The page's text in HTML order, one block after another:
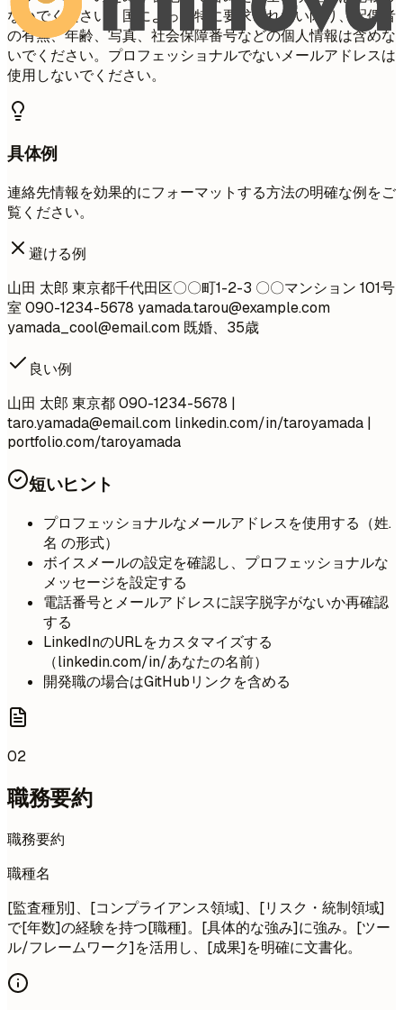
ないでください。国によって特に要求されない限り、配偶者
の有無、年齢、写真、社会保障番号などの個人情報は含めな
いでください。プロフェッショナルでないメールアドレスは
使用しないでください。
具体例
連絡先情報を効果的にフォーマットする方法の明確な例をご
覧ください。
避ける例
山田 太郎 東京都千代田区〇〇町1-2-3 〇〇マンション 101号
室 090-1234-5678 yamada.tarou@example.com
yamada_cool@email.com 既婚、35歳
良い例
山田 太郎 東京都 090-1234-5678 |
taro.yamada@email.com linkedin.com/in/taroyamada |
portfolio.com/taroyamada
短いヒント
プロフェッショナルなメールアドレスを使用する（姓.
名 の形式）
ボイスメールの設定を確認し、プロフェッショナルな
メッセージを設定する
電話番号とメールアドレスに誤字脱字がないか再確認
する
LinkedInのURLをカスタマイズする
（linkedin.com/in/あなたの名前）
開発職の場合はGitHubリンクを含める
02
職務要約
職務要約
職種名
[監査種別]、[コンプライアンス領域]、[リスク・統制領域]
で[年数]の経験を持つ[職種]。[具体的な強み]に強み。[ツー
ル/フレームワーク]を活用し、[成果]を明確に文書化。